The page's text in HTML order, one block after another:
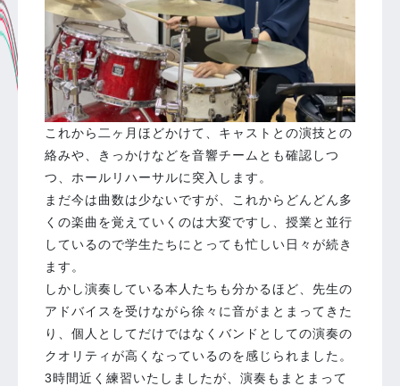
これから二ヶ月ほどかけて、キャストとの演技との
絡みや、きっかけなどを音響チームとも確認しつ
つ、ホールリハーサルに突入します。
まだ今は曲数は少ないですが、これからどんどん多
くの楽曲を覚えていくのは大変ですし、授業と並行
しているので学生たちにとっても忙しい日々が続き
ます。
しかし演奏している本人たちも分かるほど、先生の
アドバイスを受けながら徐々に音がまとまってきた
り、個人としてだけではなくバンドとしての演奏の
クオリティが高くなっているのを感じられました。
3時間近く練習いたしましたが、演奏もまとまって